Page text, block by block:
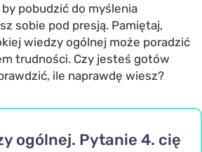
pobudzić do myślenia
sobie pod presją. Pamiętaj,
wiedzy ogólnej może poradzić
trudności. Czy jesteś gotów
ile naprawdę wiesz?
ogólnej. Pytanie 4. cię